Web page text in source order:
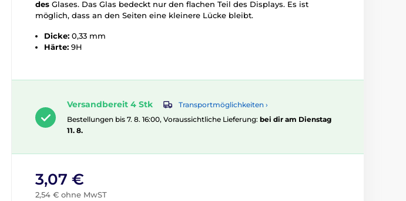
des Glases. Das Glas bedeckt nur den flachen Teil des Displays. Es ist
möglich, dass an den Seiten eine kleinere Lücke bleibt.
Dicke: 0,33 mm
Härte: 9H
Versandbereit 4 Stk
Transportmöglichkeiten ›
Bestellungen bis 7. 8. 16:00, Voraussichtliche Lieferung: bei dir am Dienstag
11. 8.
3,07 €
2,54 € ohne MwST